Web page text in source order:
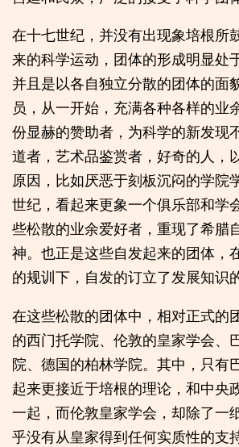
在十七世纪，并没有出现象培根所
来的科学运动，团体的形成明显处
并且是以各自独立分散的团体的面
员，从一开始，充满各种各样的业
份显赫的赞助者，为科学的新发现
道者，艺术品鉴赏者，好奇的人，
原因，比如厌恶于刻板沉闷的学院
世纪，看起来更象一个俱乐部和学
些松散的业余爱好者，重现了希腊
神。也正是这些自发起来的团体，
的规训下，自发的订立了发展知识
在这些松散的团体中，相对正式的
的西门托学院、伦敦的皇家学会、
院、德国的柏林学院。其中，只有
起来更接近于培根的理论，和中央
一起，而伦敦皇家学会，却除了一
乎没有从皇家得到任何实质性的支